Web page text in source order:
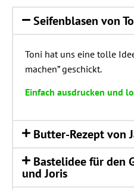
Sei­fen­bla­sen von
Toni hat uns eine tol­le
machen” geschickt.
Ein­fach aus­dru­cken und
But­ter-Rezept von
Bas­tel­idee für den
und Joris